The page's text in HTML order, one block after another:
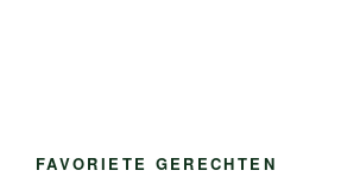
FAVORIETE GERECHTEN